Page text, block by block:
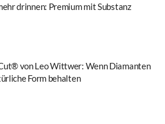
drinnen: Premium mit Substanz
von Leo Wittwer: Wenn Diamanten
Form behalten